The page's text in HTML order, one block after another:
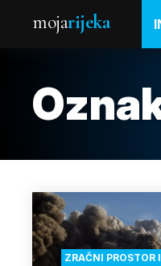
mojarijeka
ZRAČNI PROSTOR